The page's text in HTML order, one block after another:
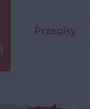
Przepisy